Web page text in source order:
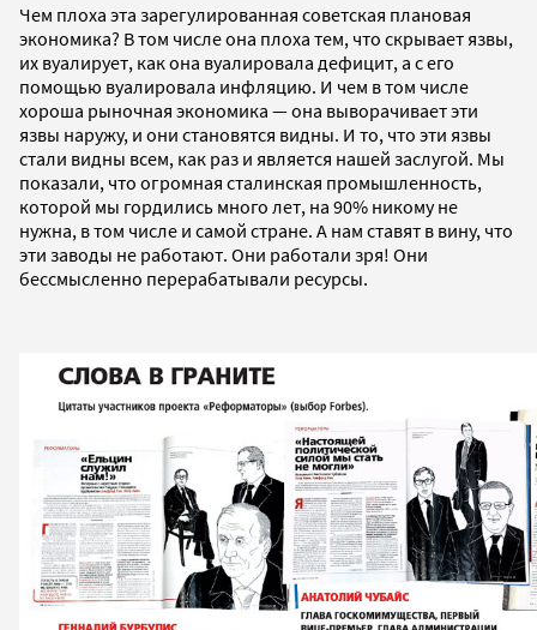
Чем плоха эта зарегулированная советская плановая
экономика? В том числе она плоха тем, что скрывает язвы,
их вуалирует, как она вуалировала дефицит, а с его
помощью вуалировала инфляцию. И чем в том числе
хороша рыночная экономика — она выворачивает эти
язвы наружу, и они становятся видны. И то, что эти язвы
стали видны всем, как раз и является нашей заслугой. Мы
показали, что огромная сталинская промышленность,
которой мы гордились много лет, на 90% никому не
нужна, в том числе и самой стране. А нам ставят в вину, что
эти заводы не работают. Они работали зря! Они
бессмысленно перерабатывали ресурсы.